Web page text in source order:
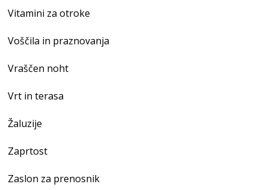
Vitamini za otroke
Voščila in praznovanja
Vraščen noht
Vrt in terasa
Žaluzije
Zaprtost
Zaslon za prenosnik